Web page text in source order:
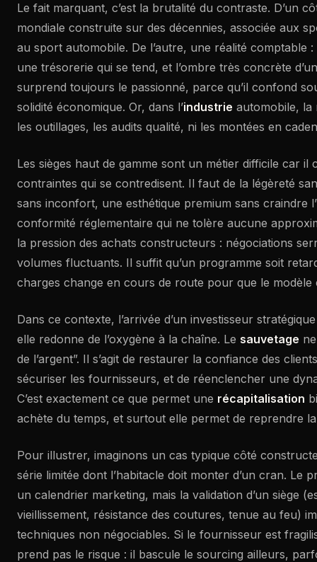
Le fait marquant, c’est la brutalité du contraste. D’un
mondiale construite sur des décennies, associée aux
au sport automobile. De l’autre, une réalité comptable
une trésorerie qui se tend, et l’ombre très concrète
surprend toujours le passionné, parce qu’il confond
solidité économique. Or, dans l’industrie automobile, la
les outillages, les audits qualité, ni les montées en
Les sièges haut de gamme sont un métier difficile car il
contraintes qui se contredisent. Il faut de la légèreté
sans inconfort, une esthétique premium sans craindre
conformité réglementaire qui ne tolère aucune
la pression des achats constructeurs : négociations
volumes fluctuants. Il suffit qu’un programme soit
charges change en cours de route pour que le modèle
Dans ce contexte, l’arrivée d’un investisseur
elle redonne de l’oxygène à la chaîne. Le sauvetage
de l’argent”. Il s’agit de restaurer la confiance des
sécuriser les fournisseurs, et de réenclencher une
C’est exactement ce que permet une récapitalisation
achète du temps, et surtout elle permet de reprendre
Pour illustrer, imaginons un cas typique côté
série limitée dont l’habitacle doit monter d’un cran. Le
un calendrier marketing, mais la validation d’un siège
vieillissement, résistance des coutures, tenue au feu)
techniques non négociables. Si le fournisseur est
prend pas le risque : il bascule le sourcing ailleurs,